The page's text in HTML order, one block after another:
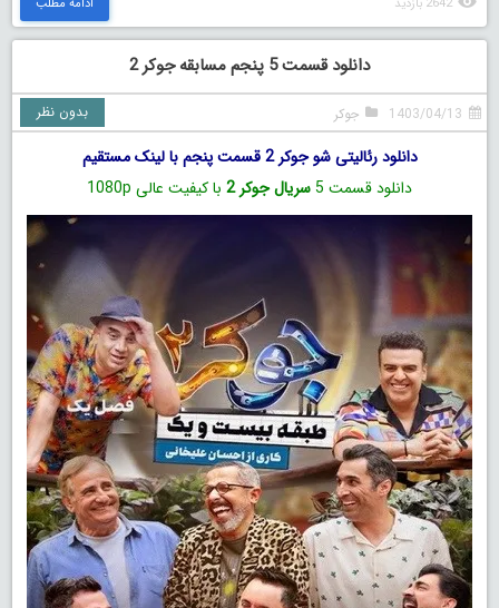
2642 بازدید ادامه مطلب
دانلود قسمت 5 پنجم مسابقه جوکر 2
1403/04/13 جوکر بدون نظر
دانلود رئالیتی‌ شو جوکر 2 قسمت پنجم با لینک مستقیم
دانلود قسمت 5
سریال جوکر 2 با کیفیت عالی 1080p